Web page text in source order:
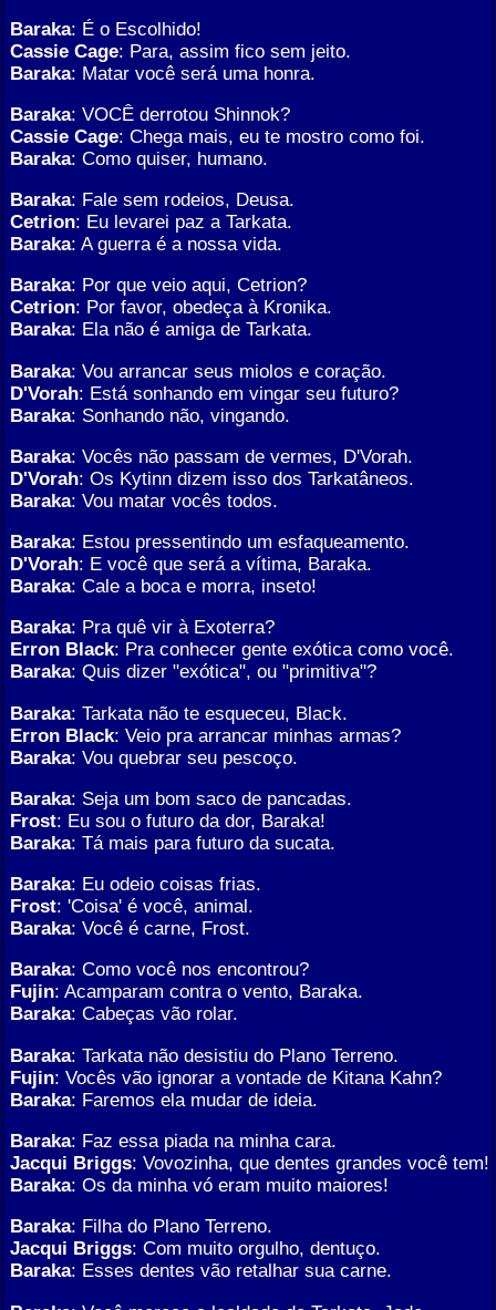
Baraka: É o Escolhido!
Cassie Cage: Para, assim fico sem jeito.
Baraka: Matar você será uma honra.
Baraka: VOCÊ derrotou Shinnok?
Cassie Cage: Chega mais, eu te mostro como foi.
Baraka: Como quiser, humano.
Baraka: Fale sem rodeios, Deusa.
Cetrion: Eu levarei paz a Tarkata.
Baraka: A guerra é a nossa vida.
Baraka: Por que veio aqui, Cetrion?
Cetrion: Por favor, obedeça à Kronika.
Baraka: Ela não é amiga de Tarkata.
Baraka: Vou arrancar seus miolos e coração.
D'Vorah: Está sonhando em vingar seu futuro?
Baraka: Sonhando não, vingando.
Baraka: Vocês não passam de vermes, D'Vorah.
D'Vorah: Os Kytinn dizem isso dos Tarkatâneos.
Baraka: Vou matar vocês todos.
Baraka: Estou pressentindo um esfaqueamento.
D'Vorah: E você que será a vítima, Baraka.
Baraka: Cale a boca e morra, inseto!
Baraka: Pra quê vir à Exoterra?
Erron Black: Pra conhecer gente exótica como você.
Baraka: Quis dizer "exótica", ou "primitiva"?
Baraka: Tarkata não te esqueceu, Black.
Erron Black: Veio pra arrancar minhas armas?
Baraka: Vou quebrar seu pescoço.
Baraka: Seja um bom saco de pancadas.
Frost: Eu sou o futuro da dor, Baraka!
Baraka: Tá mais para futuro da sucata.
Baraka: Eu odeio coisas frias.
Frost: 'Coisa' é você, animal.
Baraka: Você é carne, Frost.
Baraka: Como você nos encontrou?
Fujin: Acamparam contra o vento, Baraka.
Baraka: Cabeças vão rolar.
Baraka: Tarkata não desistiu do Plano Terreno.
Fujin: Vocês vão ignorar a vontade de Kitana Kahn?
Baraka: Faremos ela mudar de ideia.
Baraka: Faz essa piada na minha cara.
Jacqui Briggs: Vovozinha, que dentes grandes você tem!
Baraka: Os da minha vó eram muito maiores!
Baraka: Filha do Plano Terreno.
Jacqui Briggs: Com muito orgulho, dentuço.
Baraka: Esses dentes vão retalhar sua carne.